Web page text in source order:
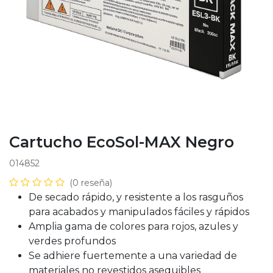
Cartucho EcoSol-MAX Negro
014852
(0 reseña)
De secado rápido, y resistente a los rasguños
para acabados y manipulados fáciles y rápidos
Amplia gama de colores para rojos, azules y
verdes profundos
Se adhiere fuertemente a una variedad de
materiales no revestidos asequibles